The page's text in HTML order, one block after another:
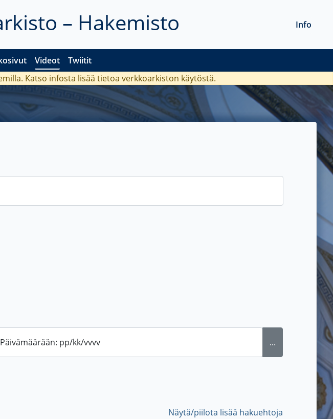
– Hakemisto
Videot Twiitit
Info
Katso infosta lisää tietoa verkkoarkiston käytöstä.
Päivämäärään: pp/kk/vvvv ...
Näytä/piilota lisää hakuehtoja